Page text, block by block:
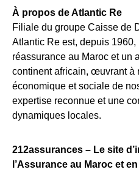
À propos de Atlantic Re
Filiale du groupe Caisse de
Atlantic Re est, depuis
réassurance au Maroc et un
continent africain, œuvrant à
économique et sociale de
expertise reconnue et une
dynamiques locales.
212assurances – Le site
l’Assurance au Maroc et